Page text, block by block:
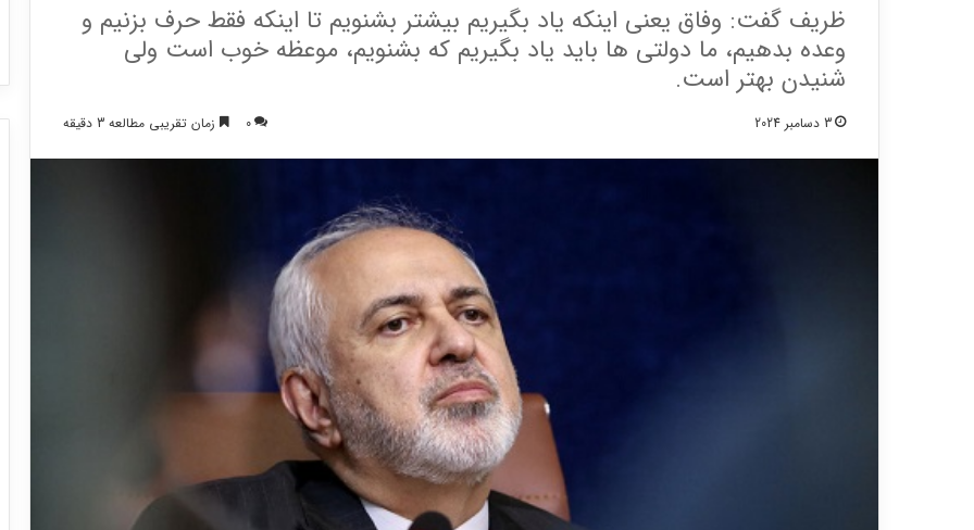
ظریف گفت: وفاق یعنی اینکه یاد بگیریم بیشتر بشنویم تا اینکه فقط حرف بزنیم و
وعده بدهیم، ما دولتی ها باید یاد بگیریم که بشنویم، موعظه خوب است ولی
شنیدن بهتر است.
3 دسامبر 2024 0 زمان تقریبی مطالعه 3 دقیقه